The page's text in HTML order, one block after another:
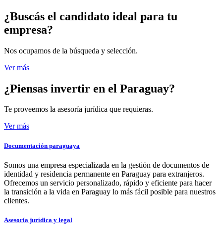
¿Buscás el candidato ideal para tu
empresa?
Nos ocupamos de la búsqueda y selección.
Ver más
¿Piensas invertir en el Paraguay?
Te proveemos la asesoría jurídica que requieras.
Ver más
Documentación paraguaya
Somos una empresa especializada en la gestión de documentos de
identidad y residencia permanente en Paraguay para extranjeros.
Ofrecemos un servicio personalizado, rápido y eficiente para hacer
la transición a la vida en Paraguay lo más fácil posible para nuestros
clientes.
Asesoría jurídica y legal